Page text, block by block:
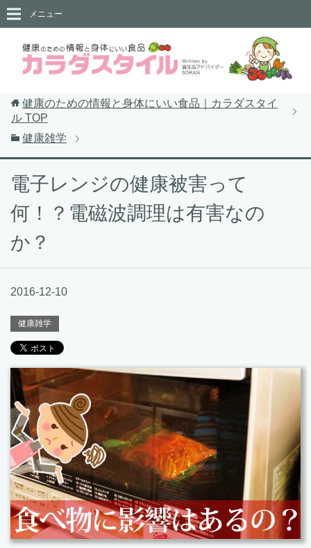
メニュー
健康のための情報と身体にいい食品｜カラダスタイ
ル TOP
健康雑学
電子レンジの健康被害って
何！？電磁波調理は有害なの
か？
2016-12-10
健康雑学